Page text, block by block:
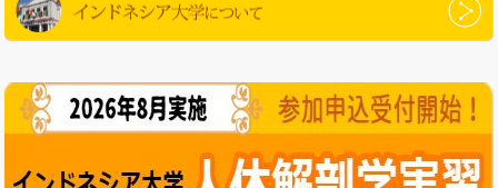
インドネシア大学について